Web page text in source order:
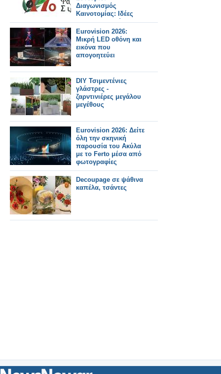
Διαγωνισμός
Καινοτομίας: Ιδέες
που διαμορφώνουν
το φαρμακείο του
αύριο
Eurovision 2026:
Μικρή LED οθόνη και
εικόνα που
απογοητεύει
DIY Τσιμεντένιες
γλάστρες -
ζαρντινιέρες μεγάλου
μεγέθους
Eurovision 2026: Δείτε
όλη την σκηνική
παρουσία του Ακύλα
με το Ferto μέσα από
φωτογραφίες
Decoupage σε ψάθινα
καπέλα, τσάντες